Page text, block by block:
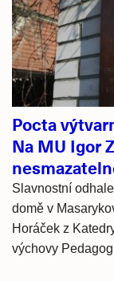
články
Pocta
Na MU Igor
Slavnostní
domě v
Horáček z
výchovy